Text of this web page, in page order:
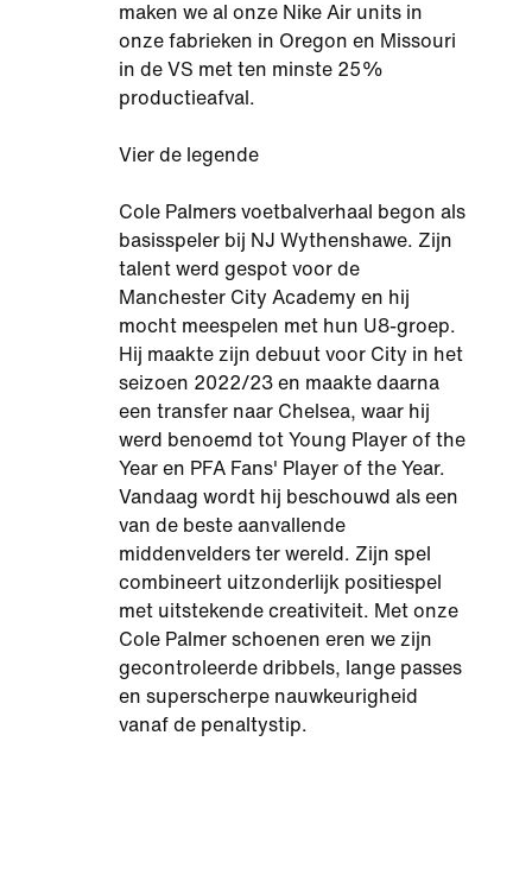
maken we al onze Nike Air units in
onze fabrieken in Oregon en Missouri
in de VS met ten minste 25%
productieafval.
Vier de legende
Cole Palmers voetbalverhaal begon als
basisspeler bij NJ Wythenshawe. Zijn
talent werd gespot voor de
Manchester City Academy en hij
mocht meespelen met hun U8-groep.
Hij maakte zijn debuut voor City in het
seizoen 2022/23 en maakte daarna
een transfer naar Chelsea, waar hij
werd benoemd tot Young Player of the
Year en PFA Fans' Player of the Year.
Vandaag wordt hij beschouwd als een
van de beste aanvallende
middenvelders ter wereld. Zijn spel
combineert uitzonderlijk positiespel
met uitstekende creativiteit. Met onze
Cole Palmer schoenen eren we zijn
gecontroleerde dribbels, lange passes
en superscherpe nauwkeurigheid
vanaf de penaltystip.